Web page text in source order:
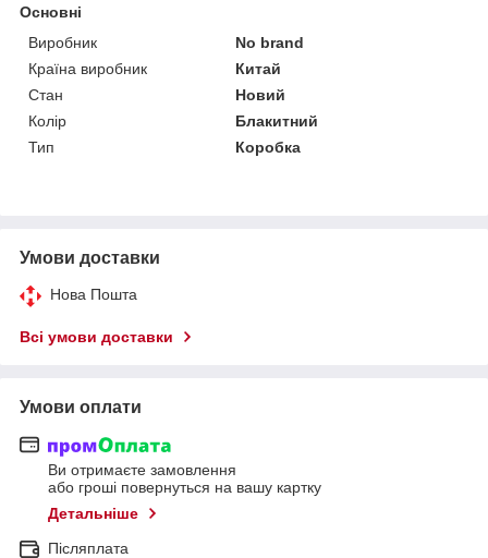
Основні
Виробник
No brand
Країна виробник
Китай
Стан
Новий
Колір
Блакитний
Тип
Коробка
Умови доставки
Нова Пошта
Всі умови доставки
Умови оплати
Ви отримаєте замовлення
або гроші повернуться на вашу картку
Детальніше
Післяплата